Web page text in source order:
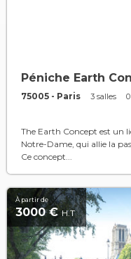
Péniche Earth
75005 - Paris 3 salles
The Earth Concept est un
Notre-Dame, qui allie la
Ce concept...
À partir de
3000 €H.T